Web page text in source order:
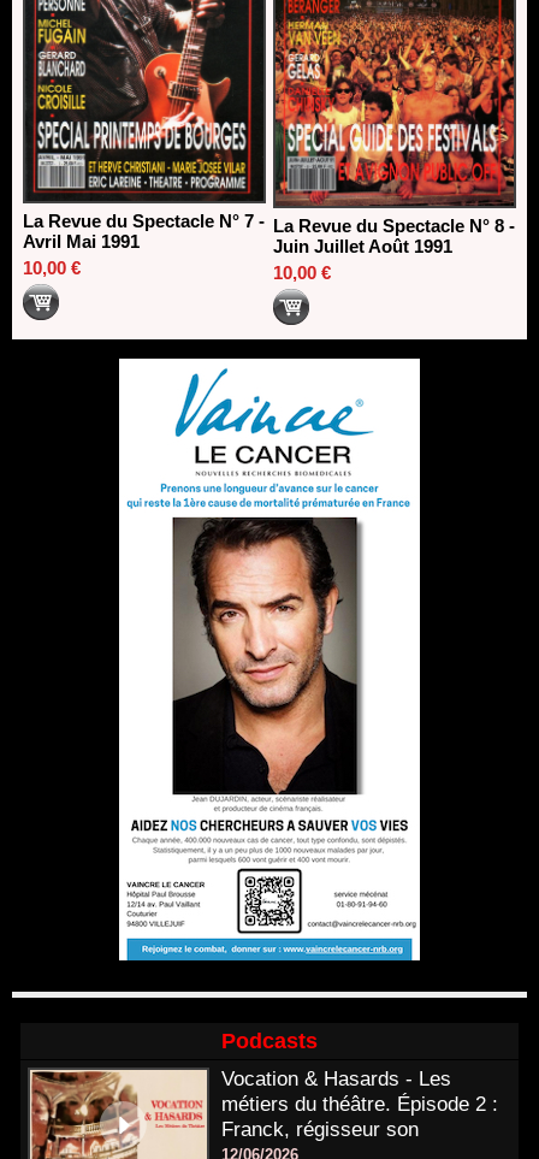
La Revue du Spectacle N° 7 -
Avril Mai 1991
10,00 €
La Revue du Spectacle N° 8 -
Juin Juillet Août 1991
10,00 €
Podcasts
Vocation & Hasards - Les
métiers du théâtre. Épisode 2 :
Franck, régisseur son
12/06/2026